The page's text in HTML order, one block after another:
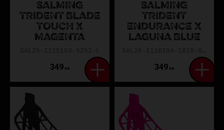
SALMING
TRIDENT BLADE
TOUCH X
MAGENTA
349 KR
SALMING
TRIDENT
ENDURANCE X
LAGUNA BLUE
349 KR